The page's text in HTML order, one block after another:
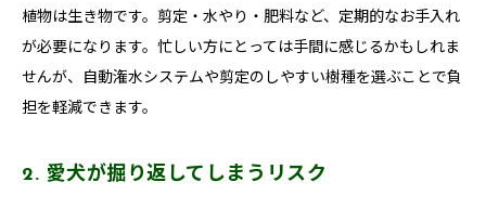
植物は生き物です。剪定・水やり・肥料など、定期的なお手入れ
が必要になります。忙しい方にとっては手間に感じるかもしれま
せんが、自動潅水システムや剪定のしやすい樹種を選ぶことで負
担を軽減できます。
2. 愛犬が掘り返してしまうリスク